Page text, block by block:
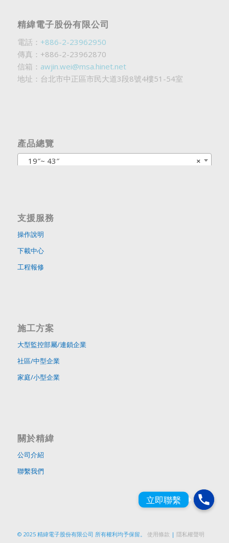
精緯電子股份有限公司
電話： +886-2-23962950
傳真：+886-2-23962870
信箱： awjin.wei@msa.hinet.net
地址：台北市中正區市民大道3段8號4樓51-54室
產品總覽
×
19″~ 43″
支援服務
操作說明
下載中心
工程報修
施工方案
大型監控部屬/連鎖企業
社區/中型企業
家庭/小型企業
關於精緯
公司介紹
聯繫我們
© 2025 精緯電子股份有限公司 所有權利均予保留。 使用條款 | 隱私權聲明